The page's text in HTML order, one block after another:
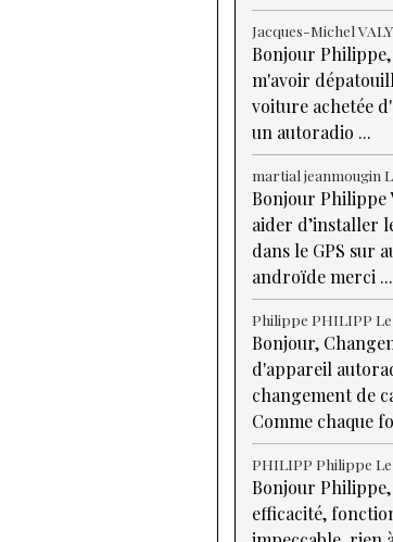
Jacques-Michel VALY
Bonjour
m'avoir
voiture achetée
un autoradio ...
martial jeanmougin
Bonjour Philippe
aider d’installer
dans le GPS sur
androïde merci ...
Philippe PHILIPP
Bonjour,
d'appareil
changement de
Comme chaque
PHILIPP Philippe
Bonjour
efficacité,